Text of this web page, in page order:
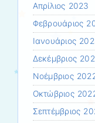
Απρίλιος 2023
Φεβρουάριος
Ιανουάριος
Δεκέμβριος
Νοέμβριος
Οκτώβριος
Σεπτέμβριος